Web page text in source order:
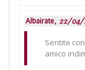
Albairate, 22/04/
Sentite
amico